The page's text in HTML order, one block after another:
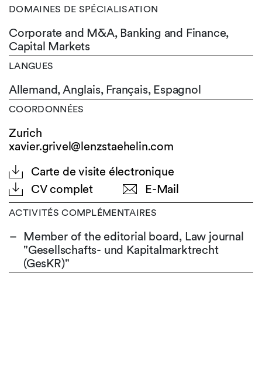
DOMAINES DE SPÉCIALISATION
Corporate and M&A, Banking and Finance,
Capital Markets
LANGUES
Allemand,Anglais, Français, Espagnol
COORDONNÉES
Zurich
xavier.grivel@lenzstaehelin.com
Carte de visite électronique
CV complet
E-Mail
ACTIVITÉS COMPLÉMENTAIRES
Member of the editorial board, Law journal
"Gesellschafts- und Kapitalmarktrecht
(GesKR)"